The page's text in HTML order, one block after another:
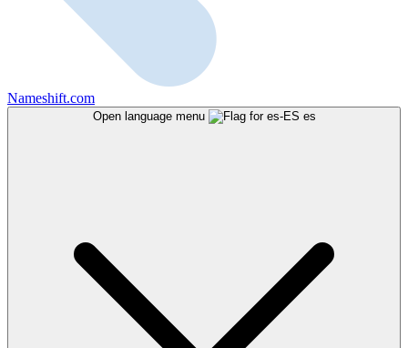
Nameshift.com
Open language menu es